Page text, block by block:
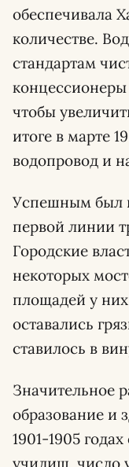
обеспечивала
количестве.
стандартам
чтобы
итоге в марте
водопровод и
Успешным был
первой линии
Городские
некоторых
площадей у
оставались
ставилось в
Значительное
образование и
1901-1905
училищ, число